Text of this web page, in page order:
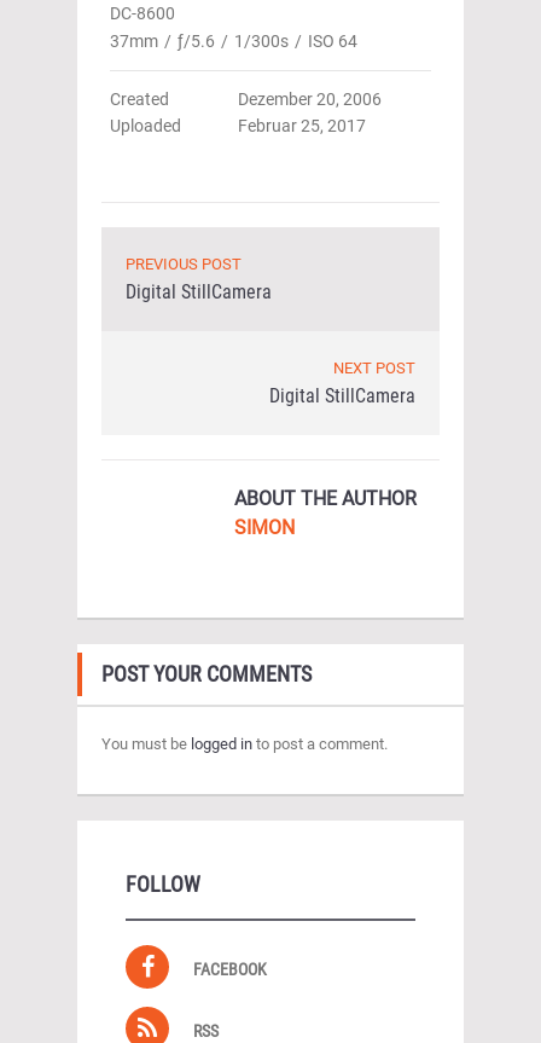
DC-8600
37mm / ƒ/5.6 / 1/300s / ISO 64
Created
Dezember 20, 2006
Uploaded
Februar 25, 2017
PREVIOUS POST
Digital StillCamera
NEXT POST
Digital StillCamera
ABOUT THE AUTHOR
SIMON
POST YOUR COMMENTS
You must be logged in to post a comment.
FOLLOW
FACEBOOK
RSS